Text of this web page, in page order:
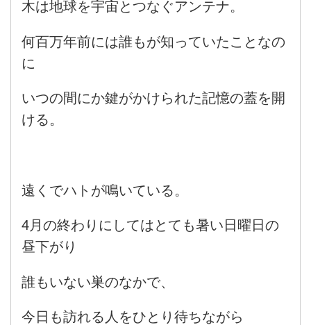
木は地球を宇宙とつなぐアンテナ。
何百万年前には誰もが知っていたことなの
に
いつの間にか鍵がかけられた記憶の蓋を開
ける。
遠くでハトが鳴いている。
4月の終わりにしてはとても暑い日曜日の
昼下がり
誰もいない巣のなかで、
今日も訪れる人をひとり待ちながら